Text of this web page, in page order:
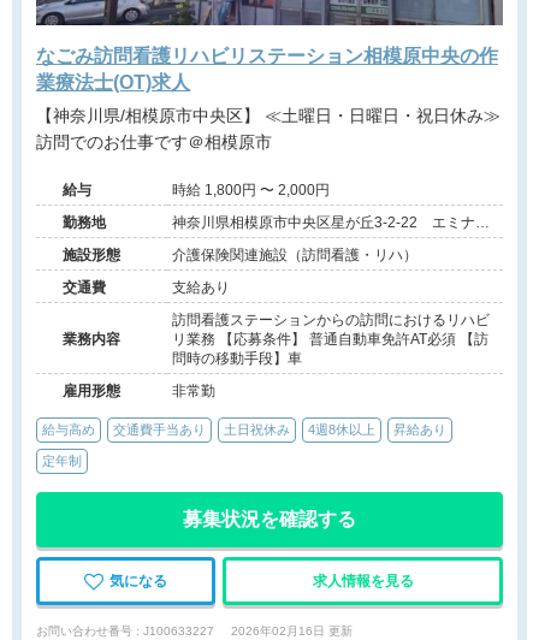
なごみ訪問看護リハビリステーション相模原中央の作
業療法士(OT)求人
【神奈川県/相模原市中央区】 ≪土曜日・日曜日・祝日休み≫
訪問でのお仕事です＠相模原市
給与
時給 1,800円 〜 2,000円
勤務地
神奈川県相模原市中央区星が丘3-2-22 エミナス
星が丘1F
施設形態
介護保険関連施設（訪問看護・リハ）
交通費
支給あり
業務内容
訪問看護ステーションからの訪問におけるリハビ
リ業務 【応募条件】 普通自動車免許AT必須 【訪
問時の移動手段】車
雇用形態
非常勤
給与高め 交通費手当あり 土日祝休み 4週8休以上 昇給あり
定年制
募集状況を確認する
気になる 求人情報を見る
お問い合わせ番号 : J100633227 2026年02月16日 更新